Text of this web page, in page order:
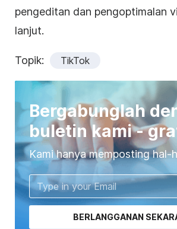
pengeditan dan pengoptimalan
lanjut.
Topik: TikTok
Bergabunglah
buletin kami -
Kami hanya memposting hal-
BERLANGGANAN